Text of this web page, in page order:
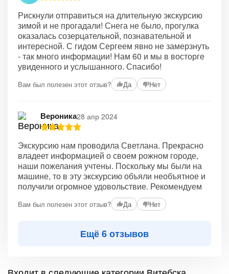
Рискнули отправиться на длительную экскурсию
зимой и не прогадали! Снега не было, прогулка
оказалась созерцательной, познавательной и
интересной. С гидом Сергеем явно не замерзнуть
- так много информации! Нам 60 и мы в восторге
увиденного и услышанного. Спасибо!
Вам был полезен этот отзыв? Да Нет
Вероника28 апр 2024
Экскурсию нам проводила Светлана. Прекрасно
владеет информацией о своем рожном городе,
наши пожелания учтены. Поскольку мы были на
машине, то в эту экскурсию объяли необъятное и
получили огромное удовольствие. Рекомендуем
Вам был полезен этот отзыв? Да Нет
Ещё 6 отзывов